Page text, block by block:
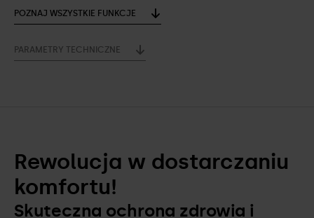
POZNAJ WSZYSTKIE FUNKCJE
PARAMETRY TECHNICZNE
Rewolucja w dostarczaniu
komfortu!
Skuteczna ochrona zdrowia i